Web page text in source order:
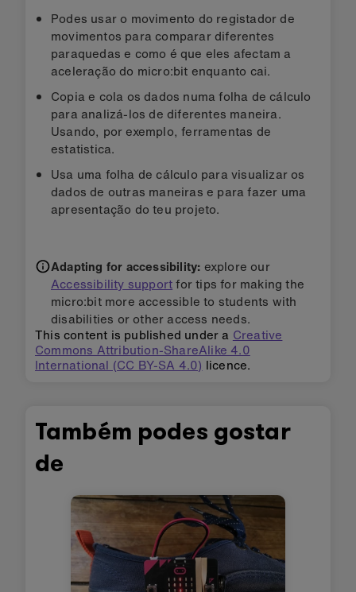
Podes usar o movimento do registador de
movimentos para comparar diferentes
paraquedas e como é que eles afectam a
aceleração do micro:bit enquanto cai.
Copia e cola os dados numa folha de cálculo
para analizá-los de diferentes maneira.
Usando, por exemplo, ferramentas de
estatistica.
Usa uma folha de cálculo para visualizar os
dados de outras maneiras e para fazer uma
apresentação do teu projeto.
Adapting for accessibility: explore our
Accessibility supportfor tips for making the
micro:bit more accessible to students with
disabilities or other access needs.
This content is published under a Creative
Commons Attribution-ShareAlike 4.0
International (CC BY-SA 4.0) licence.
Também podes gostar
de